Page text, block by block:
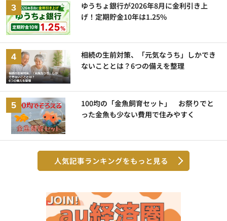
ゆうちょ銀行が2026年8月に金利引き上
げ！定期貯金10年は1.25%
相続の生前対策、「元気なうち」しかでき
ないこととは？6つの備えを整理
100均の「金魚飼育セット」 お祭りでと
った金魚も少ない費用で住みやすく
人気記事ランキングをもっと見る